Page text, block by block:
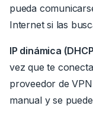
pueda
Internet si las
IP dinámica
vez que te
proveedor de
manual y se